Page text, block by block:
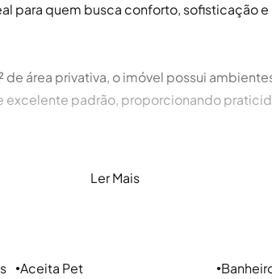
para quem busca conforto, sofisticação e
área privativa, o imóvel possui
excelente padrão, proporcionando
sob medida e o imóvel dispõe de armários
Ler Mais
●Aceita Pet ●